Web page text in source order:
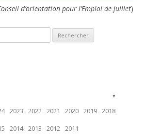
d’orientation pour l’Emploi de juillet)
2023 2022 2021 2020 2019 2018
2014 2013 2012 2011
▼